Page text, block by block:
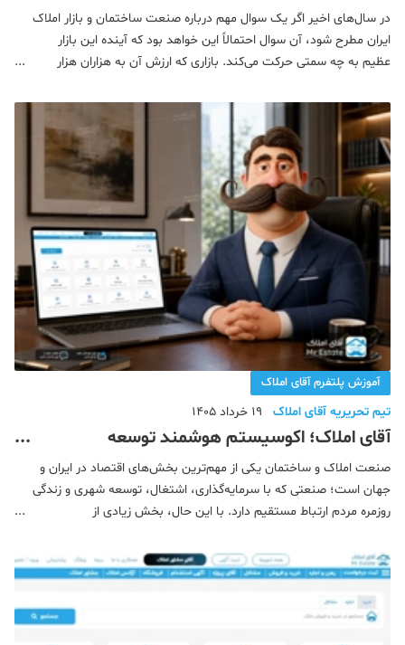
ساختمان
در سال‌های اخیر اگر یک سوال مهم درباره صنعت ساختمان و بازار املاک
ایران مطرح شود، آن سوال احتمالاً این خواهد بود که آینده این بازار
عظیم به چه سمتی حرکت می‌کند. بازاری که ارزش آن به هزاران هزار
در آن فعالیت دارن
آموزش پلتفرم آقای املاک
تیم تحریریه آقای املاک 19 خرداد 1405
آقای املاک؛ اکوسیستم هوشمند توسعه
کسب‌وکارهای املاک و ساختمان
صنعت املاک و ساختمان یکی از مهم‌ترین بخش‌های اقتصاد در ایران و
جهان است؛ صنعتی که با سرمایه‌گذاری، اشتغال، توسعه شهری و زندگی
روزمره مردم ارتباط مستقیم دارد. با این حال، بخش زیادی از
غیرمتمرکز انجام می‌شود. سازندگان